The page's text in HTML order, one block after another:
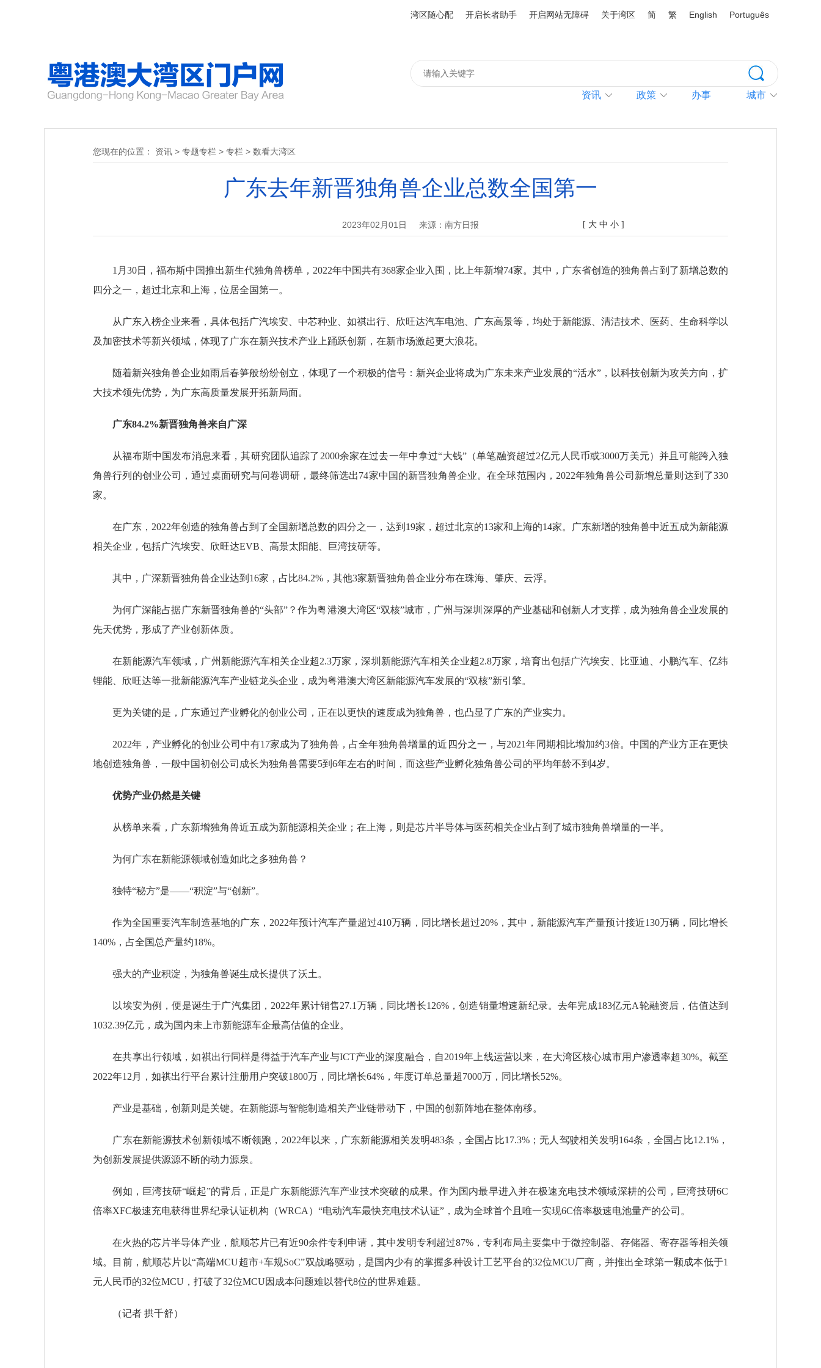
湾区随心配 开启长者助手 开启网站无障碍 关于湾区 简 繁 English Português
资讯 政策 办事 城市
您现在的位置： 资讯 > 专题专栏 > 专栏 > 数看大湾区
广东去年新晋独角兽企业总数全国第一
2023年02月01日 来源：南方日报 [ 大 中 小 ]
1月30日，福布斯中国推出新生代独角兽榜单，2022年中国共有368家企业入围，比上年新增74家。其中，广东省创造的独角兽占到了新增总数的
四分之一，超过北京和上海，位居全国第一。
从广东入榜企业来看，具体包括广汽埃安、中芯种业、如祺出行、欣旺达汽车电池、广东高景等，均处于新能源、清洁技术、医药、生命科学以
及加密技术等新兴领域，体现了广东在新兴技术产业上踊跃创新，在新市场激起更大浪花。
随着新兴独角兽企业如雨后春笋般纷纷创立，体现了一个积极的信号：新兴企业将成为广东未来产业发展的“活水”，以科技创新为攻关方向，扩
大技术领先优势，为广东高质量发展开拓新局面。
广东84.2%新晋独角兽来自广深
从福布斯中国发布消息来看，其研究团队追踪了2000余家在过去一年中拿过“大钱”（单笔融资超过2亿元人民币或3000万美元）并且可能跨入独
角兽行列的创业公司，通过桌面研究与问卷调研，最终筛选出74家中国的新晋独角兽企业。在全球范围内，2022年独角兽公司新增总量则达到了330
家。
在广东，2022年创造的独角兽占到了全国新增总数的四分之一，达到19家，超过北京的13家和上海的14家。广东新增的独角兽中近五成为新能源
相关企业，包括广汽埃安、欣旺达EVB、高景太阳能、巨湾技研等。
其中，广深新晋独角兽企业达到16家，占比84.2%，其他3家新晋独角兽企业分布在珠海、肇庆、云浮。
为何广深能占据广东新晋独角兽的“头部”？作为粤港澳大湾区“双核”城市，广州与深圳深厚的产业基础和创新人才支撑，成为独角兽企业发展的
先天优势，形成了产业创新体质。
在新能源汽车领域，广州新能源汽车相关企业超2.3万家，深圳新能源汽车相关企业超2.8万家，培育出包括广汽埃安、比亚迪、小鹏汽车、亿纬
锂能、欣旺达等一批新能源汽车产业链龙头企业，成为粤港澳大湾区新能源汽车发展的“双核”新引擎。
更为关键的是，广东通过产业孵化的创业公司，正在以更快的速度成为独角兽，也凸显了广东的产业实力。
2022年，产业孵化的创业公司中有17家成为了独角兽，占全年独角兽增量的近四分之一，与2021年同期相比增加约3倍。中国的产业方正在更快
地创造独角兽，一般中国初创公司成长为独角兽需要5到6年左右的时间，而这些产业孵化独角兽公司的平均年龄不到4岁。
优势产业仍然是关键
从榜单来看，广东新增独角兽近五成为新能源相关企业；在上海，则是芯片半导体与医药相关企业占到了城市独角兽增量的一半。
为何广东在新能源领域创造如此之多独角兽？
独特“秘方”是——“积淀”与“创新”。
作为全国重要汽车制造基地的广东，2022年预计汽车产量超过410万辆，同比增长超过20%，其中，新能源汽车产量预计接近130万辆，同比增长
140%，占全国总产量约18%。
强大的产业积淀，为独角兽诞生成长提供了沃土。
以埃安为例，便是诞生于广汽集团，2022年累计销售27.1万辆，同比增长126%，创造销量增速新纪录。去年完成183亿元A轮融资后，估值达到
1032.39亿元，成为国内未上市新能源车企最高估值的企业。
在共享出行领域，如祺出行同样是得益于汽车产业与ICT产业的深度融合，自2019年上线运营以来，在大湾区核心城市用户渗透率超30%。截至
2022年12月，如祺出行平台累计注册用户突破1800万，同比增长64%，年度订单总量超7000万，同比增长52%。
产业是基础，创新则是关键。在新能源与智能制造相关产业链带动下，中国的创新阵地在整体南移。
广东在新能源技术创新领域不断领跑，2022年以来，广东新能源相关发明483条，全国占比17.3%；无人驾驶相关发明164条，全国占比12.1%，
为创新发展提供源源不断的动力源泉。
例如，巨湾技研“崛起”的背后，正是广东新能源汽车产业技术突破的成果。作为国内最早进入并在极速充电技术领域深耕的公司，巨湾技研6C
倍率XFC极速充电获得世界纪录认证机构（WRCA）“电动汽车最快充电技术认证”，成为全球首个且唯一实现6C倍率极速电池量产的公司。
在火热的芯片半导体产业，航顺芯片已有近90余件专利申请，其中发明专利超过87%，专利布局主要集中于微控制器、存储器、寄存器等相关领
域。目前，航顺芯片以“高端MCU超市+车规SoC”双战略驱动，是国内少有的掌握多种设计工艺平台的32位MCU厂商，并推出全球第一颗成本低于1
元人民币的32位MCU，打破了32位MCU因成本问题难以替代8位的世界难题。
（记者 拱千舒）